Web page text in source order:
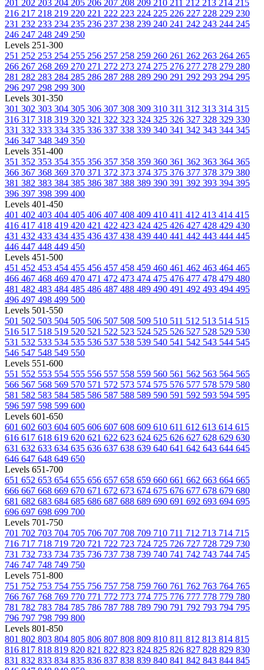
201 202 203 204 205 206 207 208 209 210 211 212 213 214 215
216 217 218 219 220 221 222 223 224 225 226 227 228 229 230
231 232 233 234 235 236 237 238 239 240 241 242 243 244 245
246 247 248 249 250
Levels 251-300
251 252 253 254 255 256 257 258 259 260 261 262 263 264 265
266 267 268 269 270 271 272 273 274 275 276 277 278 279 280
281 282 283 284 285 286 287 288 289 290 291 292 293 294 295
296 297 298 299 300
Levels 301-350
301 302 303 304 305 306 307 308 309 310 311 312 313 314 315
316 317 318 319 320 321 322 323 324 325 326 327 328 329 330
331 332 333 334 335 336 337 338 339 340 341 342 343 344 345
346 347 348 349 350
Levels 351-400
351 352 353 354 355 356 357 358 359 360 361 362 363 364 365
366 367 368 369 370 371 372 373 374 375 376 377 378 379 380
381 382 383 384 385 386 387 388 389 390 391 392 393 394 395
396 397 398 399 400
Levels 401-450
401 402 403 404 405 406 407 408 409 410 411 412 413 414 415
416 417 418 419 420 421 422 423 424 425 426 427 428 429 430
431 432 433 434 435 436 437 438 439 440 441 442 443 444 445
446 447 448 449 450
Levels 451-500
451 452 453 454 455 456 457 458 459 460 461 462 463 464 465
466 467 468 469 470 471 472 473 474 475 476 477 478 479 480
481 482 483 484 485 486 487 488 489 490 491 492 493 494 495
496 497 498 499 500
Levels 501-550
501 502 503 504 505 506 507 508 509 510 511 512 513 514 515
516 517 518 519 520 521 522 523 524 525 526 527 528 529 530
531 532 533 534 535 536 537 538 539 540 541 542 543 544 545
546 547 548 549 550
Levels 551-600
551 552 553 554 555 556 557 558 559 560 561 562 563 564 565
566 567 568 569 570 571 572 573 574 575 576 577 578 579 580
581 582 583 584 585 586 587 588 589 590 591 592 593 594 595
596 597 598 599 600
Levels 601-650
601 602 603 604 605 606 607 608 609 610 611 612 613 614 615
616 617 618 619 620 621 622 623 624 625 626 627 628 629 630
631 632 633 634 635 636 637 638 639 640 641 642 643 644 645
646 647 648 649 650
Levels 651-700
651 652 653 654 655 656 657 658 659 660 661 662 663 664 665
666 667 668 669 670 671 672 673 674 675 676 677 678 679 680
681 682 683 684 685 686 687 688 689 690 691 692 693 694 695
696 697 698 699 700
Levels 701-750
701 702 703 704 705 706 707 708 709 710 711 712 713 714 715
716 717 718 719 720 721 722 723 724 725 726 727 728 729 730
731 732 733 734 735 736 737 738 739 740 741 742 743 744 745
746 747 748 749 750
Levels 751-800
751 752 753 754 755 756 757 758 759 760 761 762 763 764 765
766 767 768 769 770 771 772 773 774 775 776 777 778 779 780
781 782 783 784 785 786 787 788 789 790 791 792 793 794 795
796 797 798 799 800
Levels 801-850
801 802 803 804 805 806 807 808 809 810 811 812 813 814 815
816 817 818 819 820 821 822 823 824 825 826 827 828 829 830
831 832 833 834 835 836 837 838 839 840 841 842 843 844 845